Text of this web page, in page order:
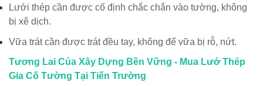
Lưới thép cần được cố định chắc chắn vào tường, không
bị xê dịch.
Vữa trát cần được trát đều tay, không để vữa bị rỗ, nứt.
Tương Lai Của Xây Dựng Bền Vững - Mua Lướ Thép
Gia Cố Tường Tại Tiến Trường